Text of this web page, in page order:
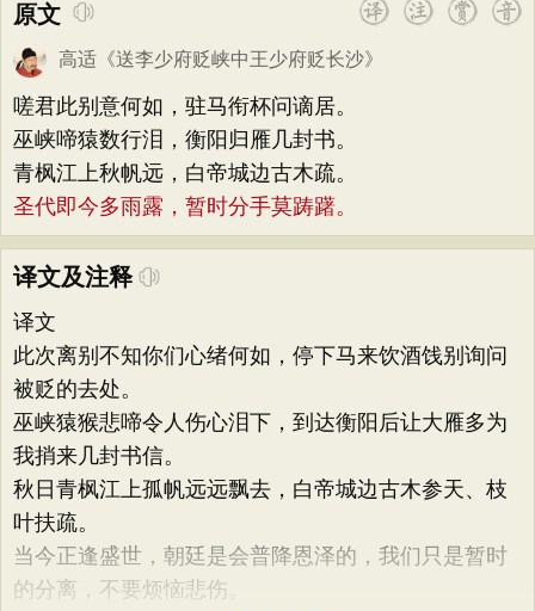
原文
高适 《送李少府贬峡中王少府贬长沙》
嗟君此别意何如，驻马衔杯问谪居。
巫峡啼猿数行泪，衡阳归雁几封书。
青枫江上秋帆远，白帝城边古木疏。
圣代即今多雨露，暂时分手莫踌躇。
译文及注释
译文
此次离别不知你们心绪何如，停下马来饮酒饯别询问
被贬的去处。
巫峡猿猴悲啼令人伤心泪下，到达衡阳后让大雁多为
我捎来几封书信。
秋日青枫江上孤帆远远飘去，白帝城边古木参天、枝
叶扶疏。
当今正逢盛世，朝廷是会普降恩泽的，我们只是暂时
的分离，不要烦恼悲伤。